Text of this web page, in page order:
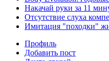
Накачай руки за 11
Отсутствие слуха
Имитация "походки"
Профиль
Добавить пост